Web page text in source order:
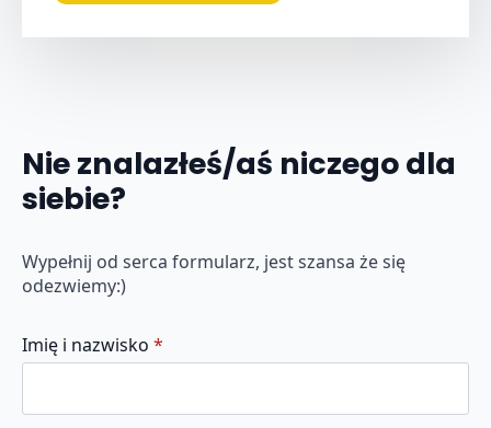
Nie znalazłeś/aś niczego dla
siebie?
Wypełnij od serca formularz, jest szansa że się
odezwiemy:)
Imię i nazwisko *